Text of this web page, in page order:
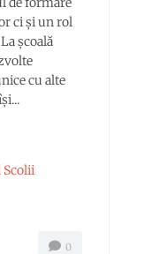
ci și un rol
școală
cu alte
Scolii
0